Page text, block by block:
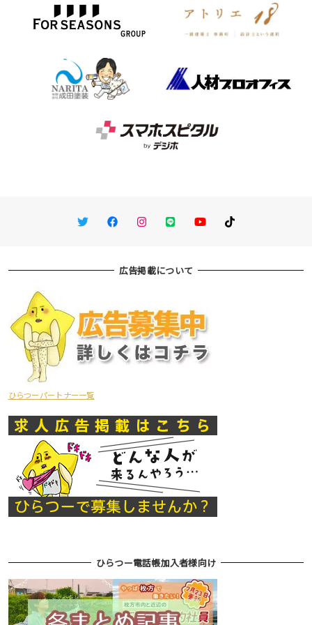
TwitterFacebookInstagram
LINE You TubeTikTok
広告掲載について
ひらつーパートナー一覧
ひらつー電話帳加入者様向け